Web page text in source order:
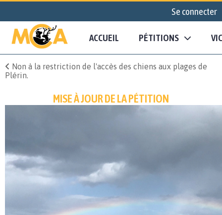
Se connecter
ACCUEIL PÉTITIONS
Non à la restriction de l'accès des chiens aux plages de
Plérin.
MISE À JOUR DE LA PÉTITION